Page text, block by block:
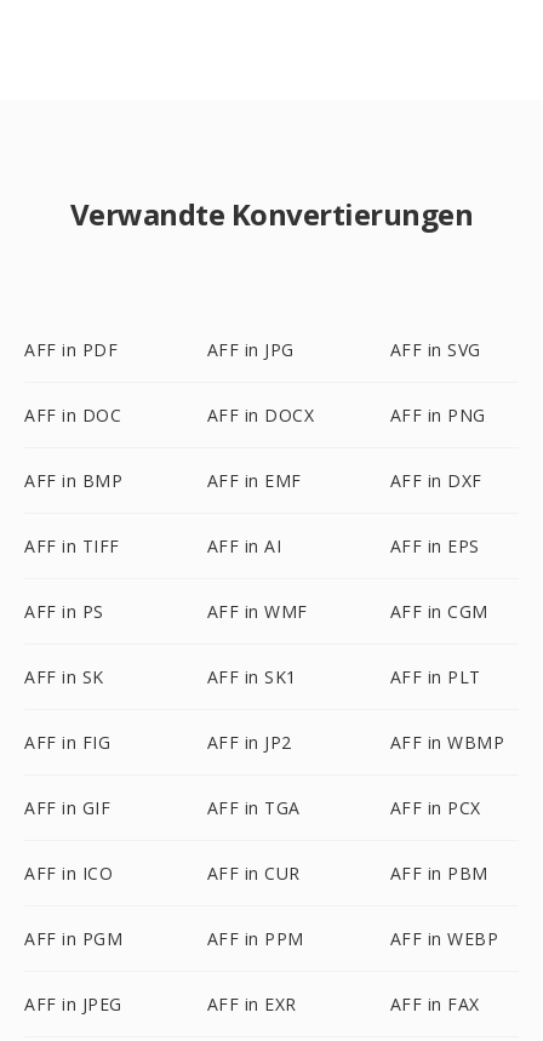
Verwandte Konvertierungen
AFF in PDF AFF in JPG AFF in SVG
AFF in DOC AFF in DOCX AFF in PNG
AFF in BMP AFF in EMF AFF in DXF
AFF in TIFF AFF in AI AFF in EPS
AFF in PS AFF in WMF AFF in CGM
AFF in SK AFF in SK1 AFF in PLT
AFF in FIG AFF in JP2 AFF in WBMP
AFF in GIF AFF in TGA AFF in PCX
AFF in ICO AFF in CUR AFF in PBM
AFF in PGM AFF in PPM AFF in WEBP
AFF in JPEG AFF in EXR AFF in FAX